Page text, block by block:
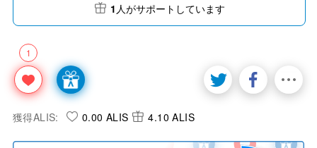
1
1 人がサポートしています
獲得ALIS: 0.00 ALIS 4.10 ALIS